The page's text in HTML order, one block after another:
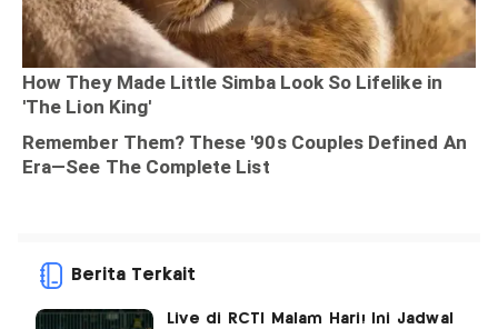
Berita Terkait
Live di RCTI Malam Hari! Ini Jadwal